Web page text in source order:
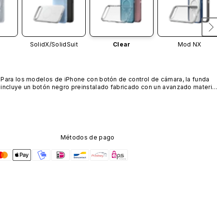
SolidX/SolidSuit Clear Mod NX
Para los modelos de iPhone con botón de control de cámara, la funda
incluye un botón negro preinstalado fabricado con un avanzado material
Métodos de pago